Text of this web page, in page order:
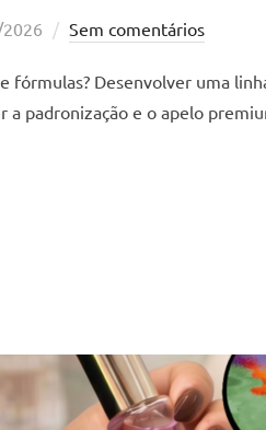
Sem comentários
fórmulas? Desenvolver uma
padronização e o apelo
A IDENTIDADE VISUAL DA SUA